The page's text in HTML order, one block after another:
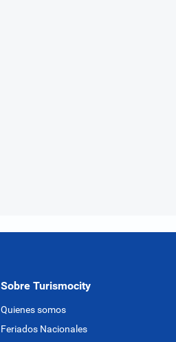
Sobre Turismocity
Quienes somos
Feriados Nacionales